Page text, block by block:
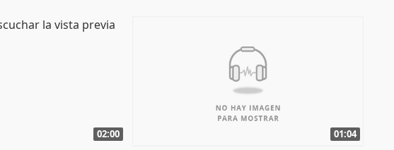
02:00 01:04